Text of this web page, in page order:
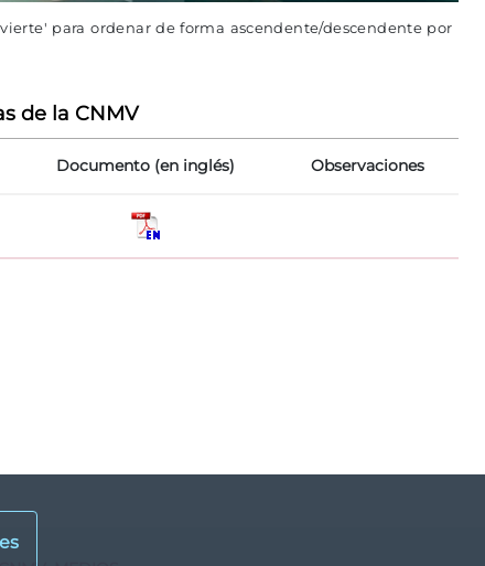
para ordenar de forma ascendente/descendente por
de la CNMV
Documento (en inglés) Observaciones